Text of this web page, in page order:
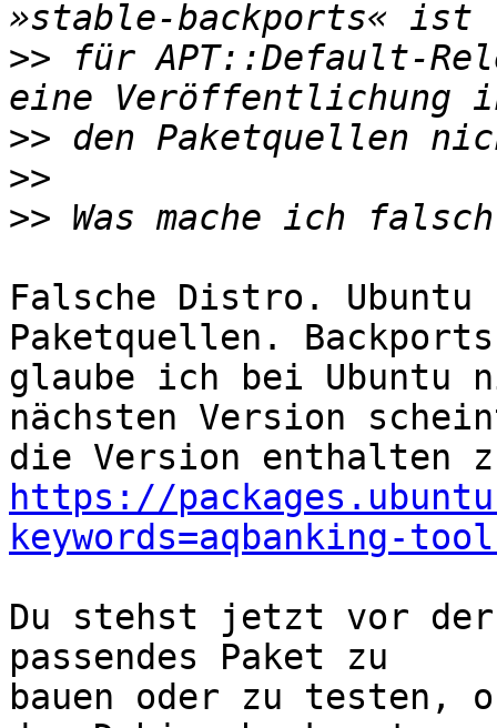
>> für APT::Default-
>>
>>
>>
Falsche Distro. Ubuntu
Paketquellen.
glaube ich bei
nächsten Version
https://
keywords=aqbanking-
Du stehst jetzt vor der
passendes Paket zu
bauen oder zu testen,